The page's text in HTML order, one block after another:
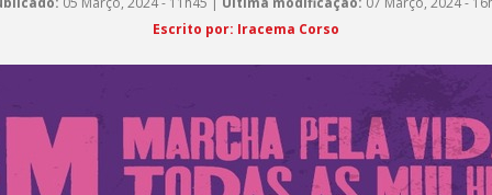
Escrito por: Iracema Corso